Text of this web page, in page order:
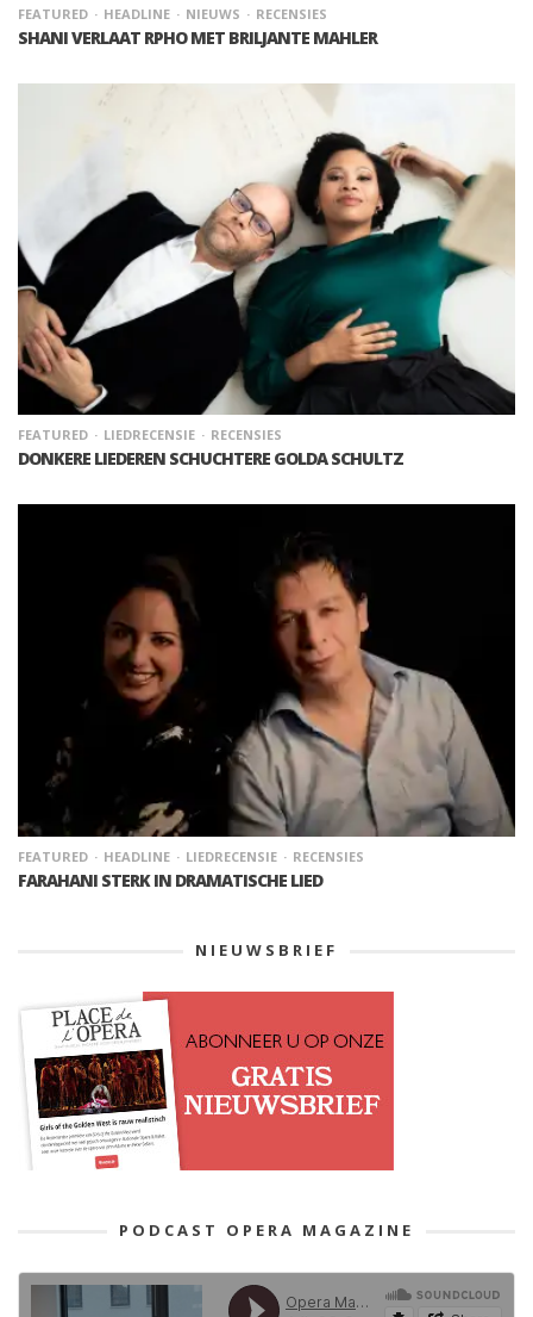
FEATURED HEADLINE NIEUWS RECENSIES
SHANI VERLAAT RPHO MET BRILJANTE MAHLER
FEATURED LIEDRECENSIE RECENSIES
DONKERE LIEDEREN SCHUCHTERE GOLDA SCHULTZ
FEATURED HEADLINE LIEDRECENSIE RECENSIES
FARAHANI STERK IN DRAMATISCHE LIED
NIEUWSBRIEF
PODCAST OPERA MAGAZINE